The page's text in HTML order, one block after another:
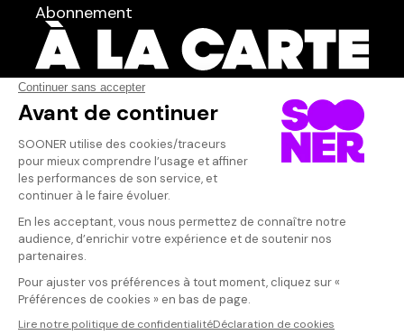
Abonnement
Acteur·rice AFFICHER TOUT (84)
Qui sommes-nous ?
Dispo dans l'abonnement
Actionnaires